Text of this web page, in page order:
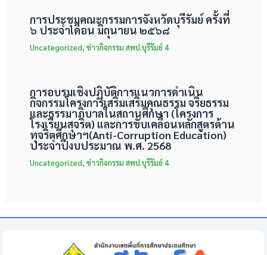
การประชุมคณะกรรมการจังหวัดบุรีรัมย์ ครั้งที่
๖ ประจำเดือน มิถุนายน ๒๕๖๘
Uncategorized, ข่าวกิจกรรม สพป.บุรีรัมย์ 4
การอบรมเชิงปฏิบัติการแนวการดำเนิน
กิจกรรมโครงการเสริมเสริมคุณธรรม จริยธรรม
และธรรมาภิบาลในสถานศึกษา (โครงการ
โรงเรียนสุจริต) และการขับเคลื่อนหลักสูตรต้าน
ทุจริตศึกษาฯ(Anti-Corruption Education)
ประจำปีงบประมาณ พ.ศ. 2568
Uncategorized,ข่าวกิจกรรม สพป.บุรีรัมย์ 4